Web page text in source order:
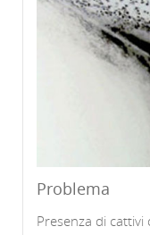
Problema
Presenza di cattivi